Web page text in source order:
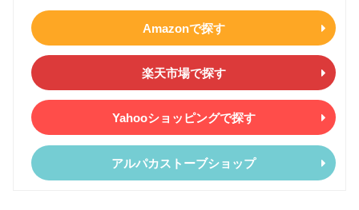
Amazonで探す
楽天市場で探す
Yahooショッピングで探す
アルパカストーブショップ